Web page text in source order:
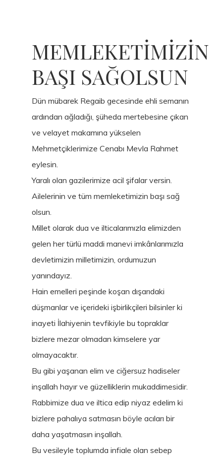
MEMLEKETİMİZİN
BAŞI SAĞOLSUN
Dün mübarek Regaib gecesinde ehli semanın
ardından ağladığı, şüheda mertebesine çıkan
ve velayet makamına yükselen
Mehmetçiklerimize Cenabı Mevla Rahmet
eylesin.
Yaralı olan gazilerimize acil şifalar versin.
Ailelerinin ve tüm memleketimizin başı sağ
olsun.
Millet olarak dua ve ilticalarımızla elimizden
gelen her türlü maddi manevi imkânlarımızla
devletimizin milletimizin, ordumuzun
yanındayız.
Hain emelleri peşinde koşan dışarıdaki
düşmanlar ve içerideki işbirlikçileri bilsinler ki
inayeti İlahiyenin tevfikiyle bu topraklar
bizlere mezar olmadan kimselere yar
olmayacaktır.
Bu gibi yaşanan elim ve ciğersuz hadiseler
inşallah hayır ve güzelliklerin mukaddimesidir.
Rabbimize dua ve iltica edip niyaz edelim ki
bizlere pahalıya satmasın böyle acıları bir
daha yaşatmasın inşallah.
Bu vesileyle toplumda infiale olan sebep